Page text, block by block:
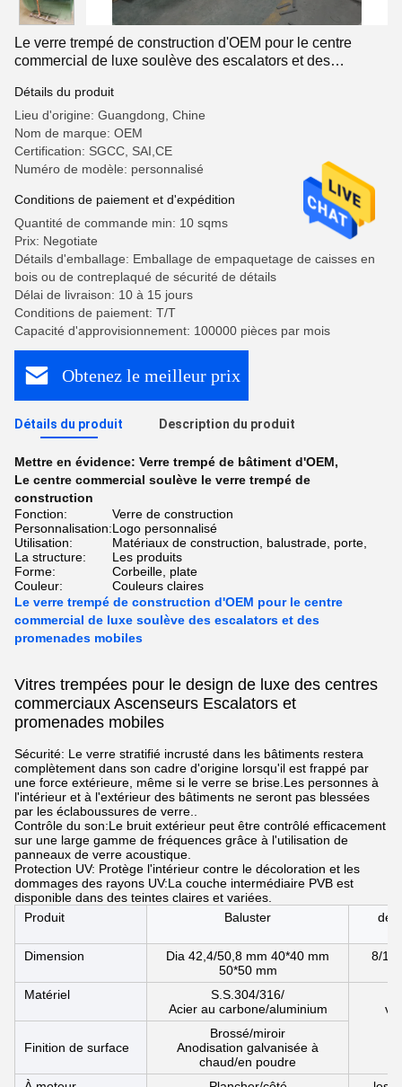
Le verre trempé de construction d'OEM pour le centre
commercial de luxe soulève des escalators et des
Détails du produit
Lieu d'origine: Guangdong, Chine
Nom de marque: OEM
Certification: SGCC, SAI,CE
Numéro de modèle: personnalisé
Conditions de paiement et d'expédition
Quantité de commande min: 10 sqms
Prix: Negotiate
Détails d'emballage: Emballage de empaquetage de caisses en
bois ou de contreplaqué de sécurité de détails
Délai de livraison: 10 à 15 jours
Conditions de paiement: T/T
Capacité d'approvisionnement: 100000 pièces par mois
Obtenez le meilleur prix
Détails du produit Description du produit
Mettre en évidence: Verre trempé de bâtiment d'OEM,
Le centre commercial soulève le verre trempé de
construction
Fonction:
Verre de construction
Personnalisation:Logo personnalisé
Utilisation:
Matériaux de construction, balustrade, porte,
La structure:
Les produits
Forme:
Corbeille, plate
Couleur:
Couleurs claires
Le verre trempé de construction d'OEM pour le centre
commercial de luxe soulève des escalators et des
promenades mobiles
Vitres trempées pour le design de luxe des centres
commerciaux Ascenseurs Escalators et
promenades mobiles
Sécurité: Le verre stratifié incrusté dans les bâtiments restera
complètement dans son cadre d'origine lorsqu'il est frappé par
une force extérieure, même si le verre se brise.Les personnes à
l'intérieur et à l'extérieur des bâtiments ne seront pas blessées
par les éclaboussures de verre..
Contrôle du son:Le bruit extérieur peut être contrôlé efficacement
sur une large gamme de fréquences grâce à l'utilisation de
panneaux de verre acoustique.
Protection UV: Protège l'intérieur contre le décoloration et les
dommages des rayons UV:La couche intermédiaire PVB est
disponible dans des teintes claires et variées.
Produit
Baluster de
Dimension
Dia 42,4/50,8 mm 40*40 mm
50*50 mm
8/
Matériel
S.S.304/316/
Acier au carbone/aluminium
Finition de surface
Brossé/miroir
Anodisation galvanisée à
chaud/en poudre